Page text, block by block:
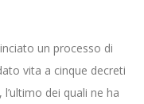
un processo di
vita a cinque decreti
dei quali ne ha